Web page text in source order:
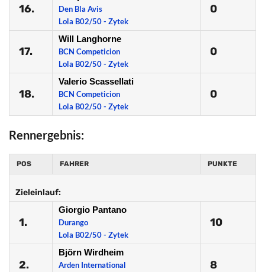
16.
Den Bla Avis
Lola B02/50 - Zytek
0
17.
Will Langhorne
BCN Competicion
Lola B02/50 - Zytek
0
18.
Valerio Scassellati
BCN Competicion
Lola B02/50 - Zytek
0
Rennergebnis:
POS FAHRER PUNKTE
Zieleinlauf:
1.
Giorgio Pantano
Durango
Lola B02/50 - Zytek
10
2.
Björn Wirdheim
Arden International
8